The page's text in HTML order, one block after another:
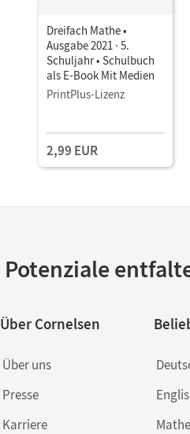
Dreifach Mathe •
Ausgabe 2021 · 5.
Schuljahr • Schulbuch
als E-Book Mit Medien
PrintPlus-Lizenz
2,99 EUR
Potenziale
Über Cornelsen
Über uns
Presse
Karriere